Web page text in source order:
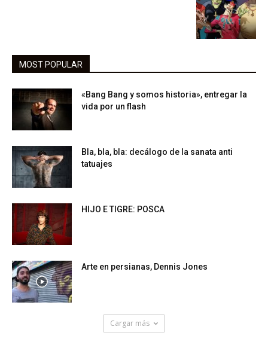
MOST POPULAR
«Bang Bang y somos historia», entregar la
vida por un flash
Bla, bla, bla: decálogo de la sanata anti
tatuajes
HIJO E TIGRE: POSCA
Arte en persianas, Dennis Jones
Cargar más